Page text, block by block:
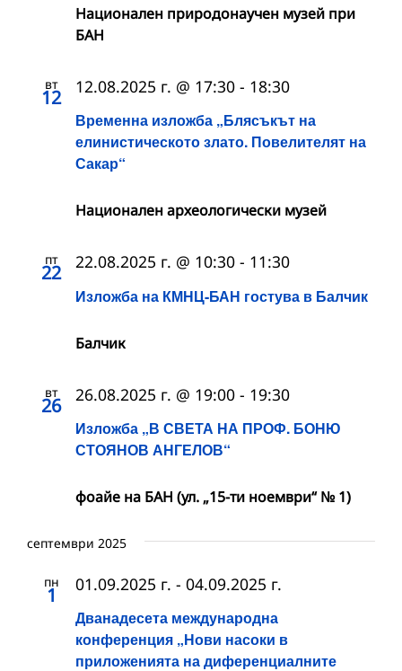
Национален природонаучен музей при
БАН
вт
12
Временна изложба „Блясъкът на
елинистическото злато. Повелителят на
Сакар“
12.08.2025 г. @ 17:30 - 18:30
Национален археологически музей
пт
22
Изложба на КМНЦ-БАН гостува в Балчик
22.08.2025 г. @ 10:30 - 11:30
Балчик
вт
26
Изложба „В СВЕТА НА ПРОФ. БОНЮ
СТОЯНОВ АНГЕЛОВ“
26.08.2025 г. @ 19:00 - 19:30
фоайе на БАН (ул. „15-ти ноември“ № 1)
септември 2025
пн
1
Дванадесета международна
конференция „Нови насоки в
приложенията на диференциалните
01.09.2025 г. - 04.09.2025 г.